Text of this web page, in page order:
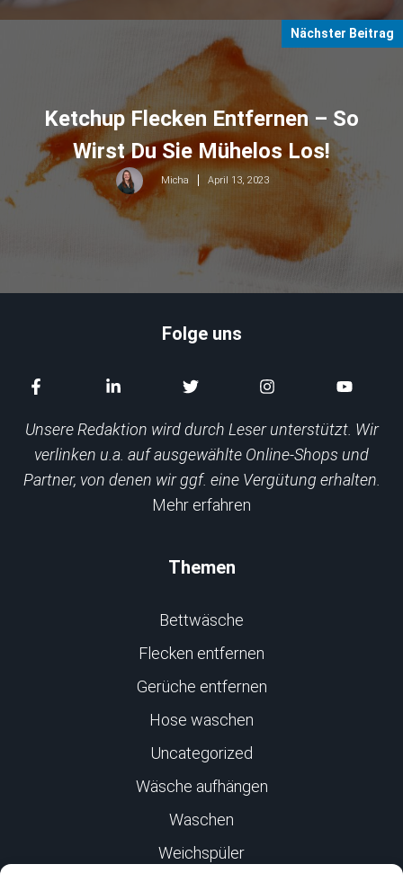
Nächster Beitrag
Ketchup Flecken Entfernen – So
Wirst Du Sie Mühelos Los!
Micha April 13, 2023
Folge uns
Unsere Redaktion wird durch Leser unterstützt. Wir
verlinken u.a. auf ausgewählte Online-Shops und
Partner, von denen wir ggf. eine Vergütung erhalten.
Mehr erfahren
Themen
Bettwäsche
Flecken entfernen
Gerüche entfernen
Hose waschen
Uncategorized
Wäsche aufhängen
Waschen
Weichspüler